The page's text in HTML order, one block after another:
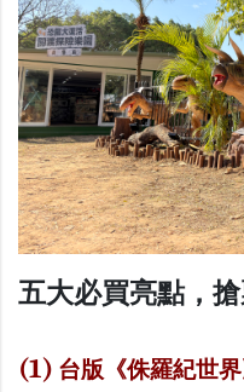
五大必買亮點，
(1) 台版《侏羅紀世界